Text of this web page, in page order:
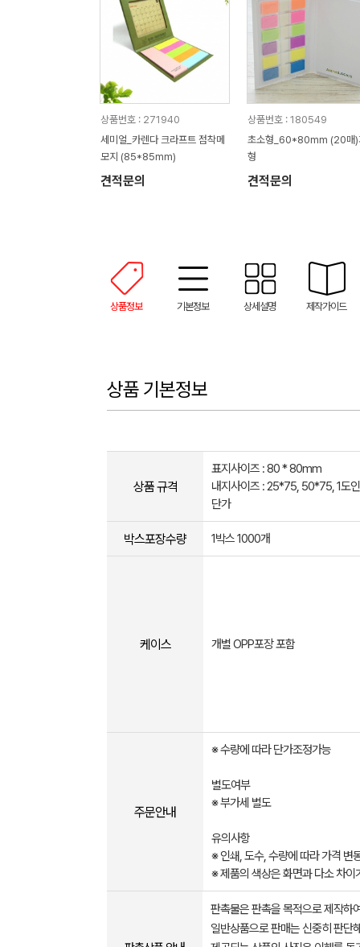
상품번호 : 271940
세미얼_카렌다 크라프트 점착메
모지 (85*85mm)
견적문의
상품번호 : 180549
초소형_60*80mm (20매)
형
견적문의
상품정보 기본정보 상세설명 제작가이드
상품 기본정보
상품 규격
표지사이즈 : 80 * 80mm
내지사이즈 : 25*75, 50*75, 1도
단가
박스포장수량 1박스 1000개
케이스 개별 OPP포장 포함
주문안내
※ 수량에 따라 단가조정가능
별도여부
※ 부가세 별도​​​
유의사항
※ 인쇄, 도수, 수량에 따라 가격 변
※ 제품의 색상은 화면과 다소 차이
판촉물은 판촉을 목적으로 제작하
일반상품으로 판매는 신중히 판단